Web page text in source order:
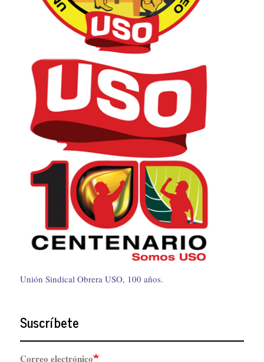
Unión Sindical Obrera USO, 100 años.
Suscríbete
Correo electrónico